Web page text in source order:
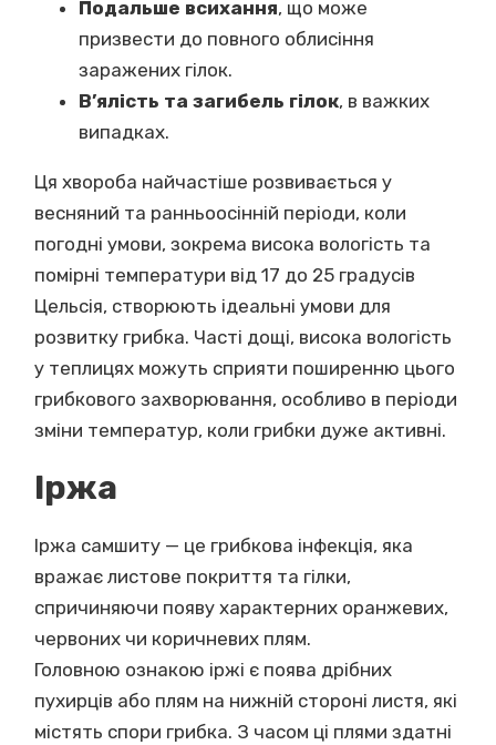
Подальше всихання, що може
призвести до повного облисіння
заражених гілок.
В’ялість та загибель гілок, в важких
випадках.
Ця хвороба найчастіше розвивається у
весняний та ранньоосінній періоди, коли
погодні умови, зокрема висока вологість та
помірні температури від 17 до 25 градусів
Цельсія, створюють ідеальні умови для
розвитку грибка. Часті дощі, висока вологість
у теплицях можуть сприяти поширенню цього
грибкового захворювання, особливо в періоди
зміни температур, коли грибки дуже активні.
Іржа
Іржа самшиту — це грибкова інфекція, яка
вражає листове покриття та гілки,
спричиняючи появу характерних оранжевих,
червоних чи коричневих плям.
Головною ознакою іржі є поява дрібних
пухирців або плям на нижній стороні листя, які
містять спори грибка. З часом ці плями здатні